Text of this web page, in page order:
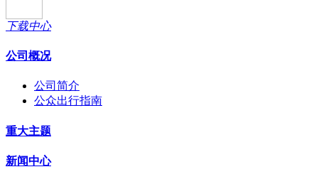
下载中心
公司概况
公司简介
公众出行指南
重大主题
新闻中心